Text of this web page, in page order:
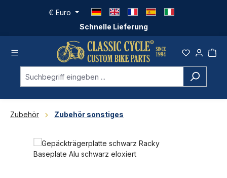
Zum Hauptinhalt springen
Schnelle Lieferung
€ Euro
Zubehör Zubehör sonstiges
Bildergalerie überspringen